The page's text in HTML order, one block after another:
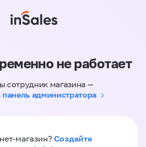
не работает
сотрудник магазина —
панель администратора
магазин? Создайте